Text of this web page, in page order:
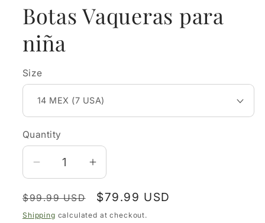
modal
Botas Vaqueras para
niña
Size
Quantity
Decrease
for
Botas
Increase
for
Botas
Regular
price
$99.99 USD
Sale
price
$79.99 USD
Shipping calculated at checkout.